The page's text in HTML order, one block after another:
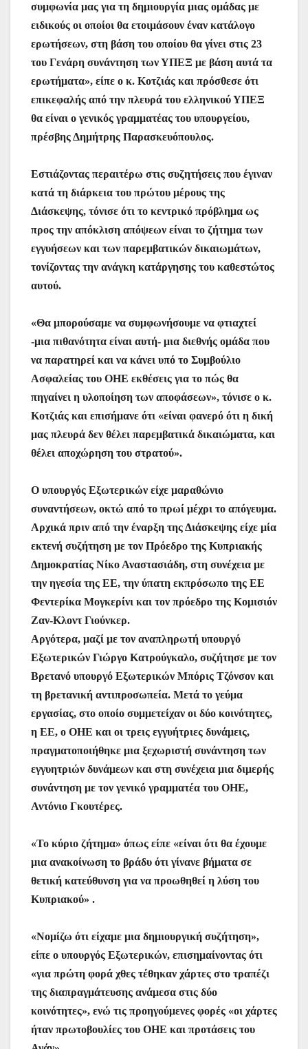
συμφωνία μας για τη δημιουργία μιας ομάδας με
ειδικούς οι οποίοι θα ετοιμάσουν έναν κατάλογο
ερωτήσεων, στη βάση του οποίου θα γίνει στις 23
του Γενάρη συνάντηση των ΥΠΕΞ με βάση αυτά τα
ερωτήματα», είπε ο κ. Κοτζιάς και πρόσθεσε ότι
επικεφαλής από την πλευρά του ελληνικού ΥΠΕΞ
θα είναι ο γενικός γραμματέας του υπουργείου,
πρέσβης Δημήτρης Παρασκευόπουλος.
Εστιάζοντας περαιτέρω στις συζητήσεις που έγιναν
κατά τη διάρκεια του πρώτου μέρους της
Διάσκεψης, τόνισε ότι το κεντρικό πρόβλημα ως
προς την απόκλιση απόψεων είναι το ζήτημα των
εγγυήσεων και των παρεμβατικών δικαιωμάτων,
τονίζοντας την ανάγκη κατάργησης του καθεστώτος
αυτού.
«Θα μπορούσαμε να συμφωνήσουμε να φτιαχτεί
-μια πιθανότητα είναι αυτή- μια διεθνής ομάδα που
να παρατηρεί και να κάνει υπό το Συμβούλιο
Ασφαλείας του ΟΗΕ εκθέσεις για το πώς θα
πηγαίνει η υλοποίηση των αποφάσεων», τόνισε ο κ.
Κοτζιάς και επισήμανε ότι «είναι φανερό ότι η δική
μας πλευρά δεν θέλει παρεμβατικά δικαιώματα, και
θέλει αποχώρηση του στρατού».
Ο υπουργός Εξωτερικών είχε μαραθώνιο
συναντήσεων, οκτώ από το πρωί μέχρι το απόγευμα.
Αρχικά πριν από την έναρξη της Διάσκεψης είχε μία
εκτενή συζήτηση με τον Πρόεδρο της Κυπριακής
Δημοκρατίας Νίκο Αναστασιάδη, στη συνέχεια με
την ηγεσία της ΕΕ, την ύπατη εκπρόσωπο της ΕΕ
Φεντερίκα Μογκερίνι και τον πρόεδρο της Κομισιόν
Ζαν-Κλοντ Γιούνκερ.
Αργότερα, μαζί με τον αναπληρωτή υπουργό
Εξωτερικών Γιώργο Κατρούγκαλο, συζήτησε με τον
Βρετανό υπουργό Εξωτερικών Μπόρις Τζόνσον και
τη βρετανική αντιπροσωπεία. Μετά το γεύμα
εργασίας, στο οποίο συμμετείχαν οι δύο κοινότητες,
η ΕΕ, ο ΟΗΕ και οι τρεις εγγυήτριες δυνάμεις,
πραγματοποιήθηκε μια ξεχωριστή συνάντηση των
εγγυητριών δυνάμεων και στη συνέχεια μια διμερής
συνάντηση με τον γενικό γραμματέα του ΟΗΕ,
Αντόνιο Γκουτέρες.
«Το κύριο ζήτημα» όπως είπε «είναι ότι θα έχουμε
μια ανακοίνωση το βράδυ ότι γίνανε βήματα σε
θετική κατεύθυνση για να προωθηθεί η λύση του
Κυπριακού» .
«Νομίζω ότι είχαμε μια δημιουργική συζήτηση»,
είπε ο υπουργός Εξωτερικών, επισημαίνοντας ότι
«για πρώτη φορά χθες τέθηκαν χάρτες στο τραπέζι
της διαπραγμάτευσης ανάμεσα στις δύο
κοινότητες», ενώ τις προηγούμενες φορές «οι χάρτες
ήταν πρωτοβουλίες του ΟΗΕ και προτάσεις του